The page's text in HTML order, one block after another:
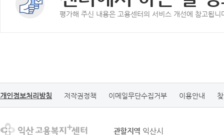
평가해 주신 내용은 고용센터의 서비스 개선에 참고됩니
개인정보처리방침 저작권정책 이메일무단수집거부 이용안내
관할지역 익산시